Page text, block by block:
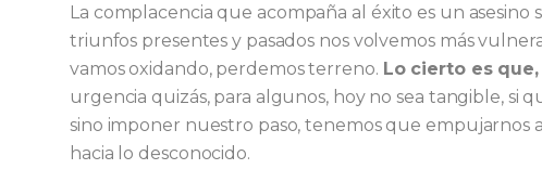
La complacencia que acompaña al éxito es un
triunfos presentes y pasados nos volvemos más
vamos oxidando, perdemos terreno. Lo cierto es
urgencia quizás, para algunos, hoy no sea tangible, si
sino imponer nuestro paso, tenemos que empujarnos
hacia lo desconocido.